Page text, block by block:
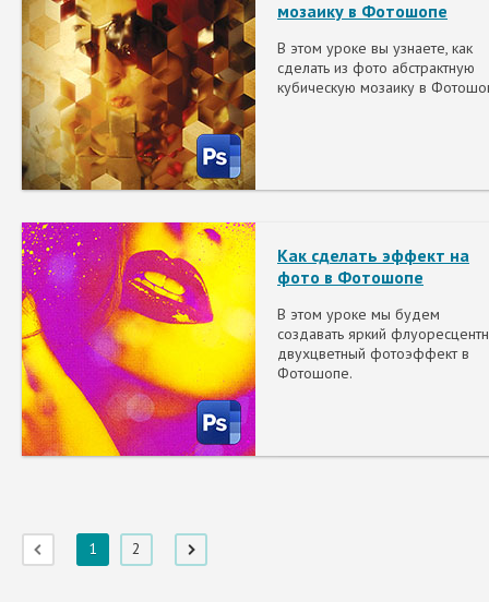
мозаику в Фотошопе
В этом уроке вы узнаете, как
сделать из фото абстрактную
кубическую мозаику в
Как сделать эффект на
фото в Фотошопе
В этом уроке мы будем
создавать яркий
двухцветный фотоэффект в
Фотошопе.
1 2